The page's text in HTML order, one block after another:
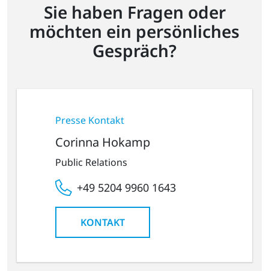
Sie haben Fragen oder
möchten ein persönliches
Gespräch?
Presse Kontakt
Corinna Hokamp
Public Relations
+49 5204 9960 1643
KONTAKT